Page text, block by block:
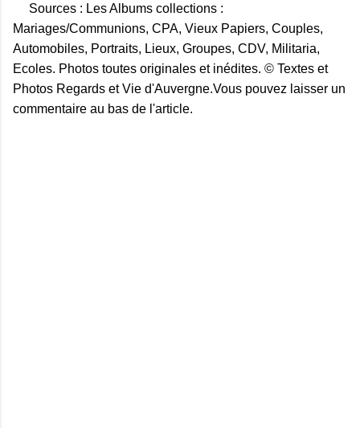
Sources : Les Albums collections :
Mariages/Communions, CPA, Vieux Papiers, Couples,
Automobiles, Portraits, Lieux, Groupes, CDV, Militaria,
Ecoles. Photos toutes originales et inédites. © Textes et
Photos Regards et Vie d'Auvergne.Vous pouvez laisser un
commentaire au bas de l'article.